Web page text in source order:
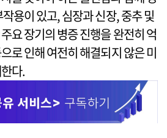
용이 있고, 심장과 신장, 중추 및
요 장기의 병증 진행을 완전히 억
로 인해 여전히 해결되지 않은 미
다.